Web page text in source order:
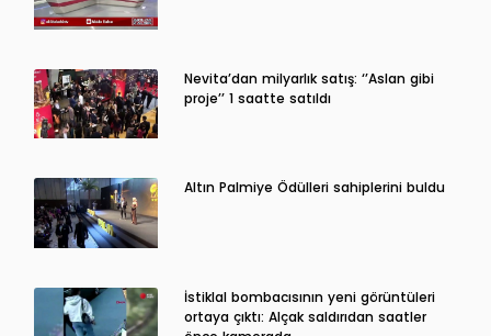
Nevita’dan milyarlık satış: ‘’Aslan gibi
proje’’ 1 saatte satıldı
Altın Palmiye Ödülleri sahiplerini buldu
İstiklal bombacısının yeni görüntüleri
ortaya çıktı: Alçak saldırıdan saatler